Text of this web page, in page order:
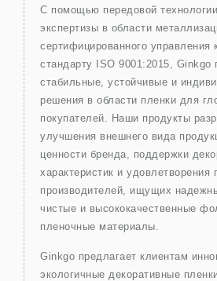
С помощью передовой технологии
экспертизы в области
сертифицированного управления
стандарту ISO 9001:2015, Ginkgo
стабильные, устойчивые и
решения в области пленки для
покупателей. Наши продукты
улучшения внешнего вида
ценности бренда, поддержки
характеристик и удовлетворения
производителей, ищущих
чистые и высококачественные
пленочные материалы.
Ginkgo предлагает клиентам
экологичные декоративные